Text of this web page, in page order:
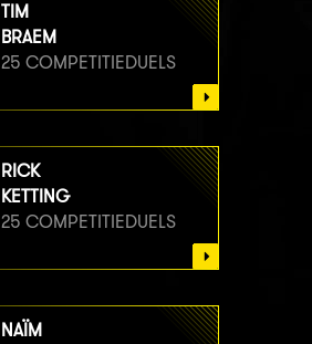
TIM
BRAEM
25 COMPETITIEDUELS
RICK
KETTING
25 COMPETITIEDUELS
NAÏM